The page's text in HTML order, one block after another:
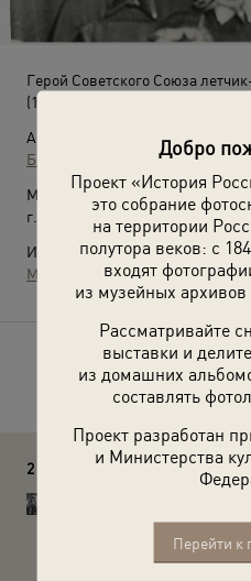
Добро
Проект «История
это собрание
на территории
полутора веков: с
входят
из музейных
Рассматривайте
выставки и
из домашних
составлять
Проект разработан
и Министерства
Перейти к
Герой Советского Союза
(1 сентября 1943 - 31 декабря
Автор:
Борис Кудояров
Место съемки:
г. Ленинград
Источники:
МАММ / МДФ
Расскажите
2 комментария
На фото Деменков Сергей
зам.ком. эскадрильи 103-
истреб. авиакорпуса